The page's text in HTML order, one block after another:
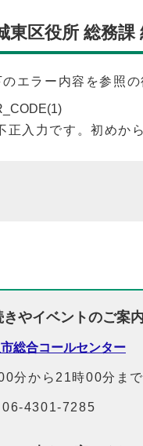
東区役所 総務
のエラー内容を参照
正入力です。初めか
きやイベントのご案内
総合コールセンター
分から21時00分まで
06-4301-7285